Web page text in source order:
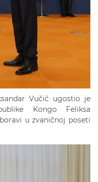
Vučić ugostio je
Kongo Feliksa
u zvaničnoj poseti